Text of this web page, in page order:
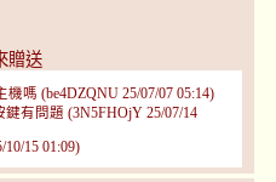
贈送
嗎 (be4DZQNU 25/07/07 05:14)
有問題 (3N5FHOjY 25/07/14
15 01:09)